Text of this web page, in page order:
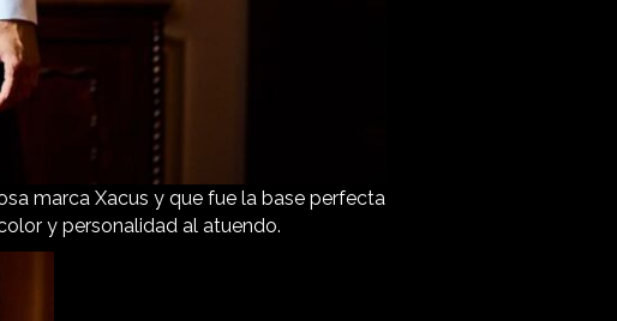
marca Xacus y que fue la base perfecta
y personalidad al atuendo.